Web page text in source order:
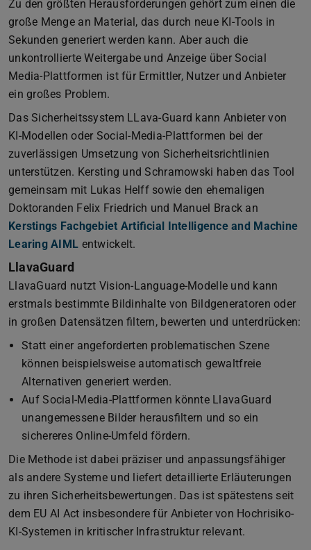
Zu den größten Herausforderungen gehört zum einen die
große Menge an Material, das durch neue KI-Tools in
Sekunden generiert werden kann. Aber auch die
unkontrollierte Weitergabe und Anzeige über Social
Media-Plattformen ist für Ermittler, Nutzer und Anbieter
ein großes Problem.
Das Sicherheitssystem LLava-Guard kann Anbieter von
KI-Modellen oder Social-Media-Plattformen bei der
zuverlässigen Umsetzung von Sicherheitsrichtlinien
unterstützen. Kersting und Schramowski haben das Tool
gemeinsam mit Lukas Helff sowie den ehemaligen
Doktoranden Felix Friedrich und Manuel Brack an
Kerstings Fachgebiet Artificial Intelligence and Machine
Learing AIML entwickelt.
LlavaGuard
LlavaGuard nutzt Vision-Language-Modelle und kann
erstmals bestimmte Bildinhalte von Bildgeneratoren oder
in großen Datensätzen filtern, bewerten und unterdrücken:
Statt einer angeforderten problematischen Szene
können beispielsweise automatisch gewaltfreie
Alternativen generiert werden.
Auf Social-Media-Plattformen könnte LlavaGuard
unangemessene Bilder herausfiltern und so ein
sichereres Online-Umfeld fördern.
Die Methode ist dabei präziser und anpassungsfähiger
als andere Systeme und liefert detaillierte Erläuterungen
zu ihren Sicherheitsbewertungen. Das ist spätestens seit
dem EU AI Act insbesondere für Anbieter von Hochrisiko-
KI-Systemen in kritischer Infrastruktur relevant.